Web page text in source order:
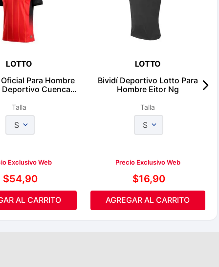
LOTTO
Para Hombre
Deportivo Cuenca
Talla
S
Exclusivo Web
$54,90
AL CARRITO
LOTTO
Bividí Deportivo Lotto Para
Hombre Eitor Ng
Talla
S
Precio Exclusivo Web
$16,90
AGREGAR AL CARRITO